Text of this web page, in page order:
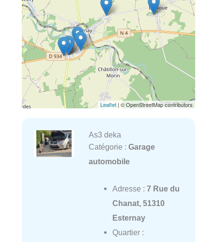
Leaflet | © OpenStreetMap contributors
As3 deka
Catégorie : Garage
automobile
Adresse : 7 Rue du
Chanat, 51310
Esternay
Quartier :